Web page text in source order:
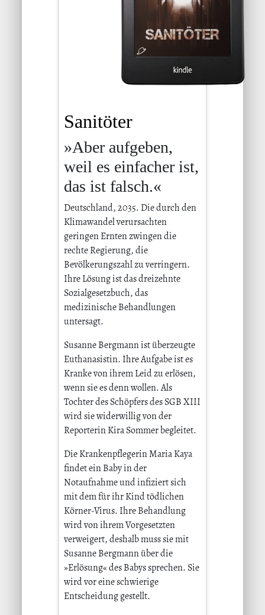
Sanitöter
»Aber aufgeben,
weil es einfacher ist,
das ist falsch.«
Deutschland, 2035. Die durch den
Klimawandel verursachten
geringen Ernten zwingen die
rechte Regierung, die
Bevölkerungszahl zu verringern.
Ihre Lösung ist das dreizehnte
Sozialgesetzbuch, das
medizinische Behandlungen
untersagt.
Susanne Bergmann ist überzeugte
Euthanasistin. Ihre Aufgabe ist es
Kranke von ihrem Leid zu erlösen,
wenn sie es denn wollen. Als
Tochter des Schöpfers des SGB XIII
wird sie widerwillig von der
Reporterin Kira Sommer begleitet.
Die Krankenpflegerin Maria Kaya
findet ein Baby in der
Notaufnahme und infiziert sich
mit dem für ihr Kind tödlichen
Körner-Virus. Ihre Behandlung
wird von ihrem Vorgesetzten
verweigert, deshalb muss sie mit
Susanne Bergmann über die
»Erlösung« des Babys sprechen. Sie
wird vor eine schwierige
Entscheidung gestellt.